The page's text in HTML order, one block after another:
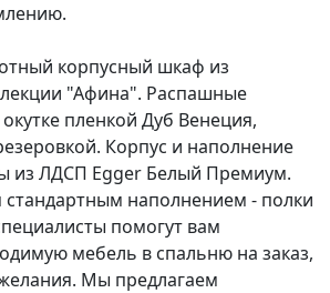
корпусный шкаф из
"Афина". Распашные
пленкой Дуб Венеция,
Корпус и наполнение
из ЛДСП Egger Белый Премиум.
наполнением - полки
помогут вам
мебель в спальню на заказ,
Мы предлагаем